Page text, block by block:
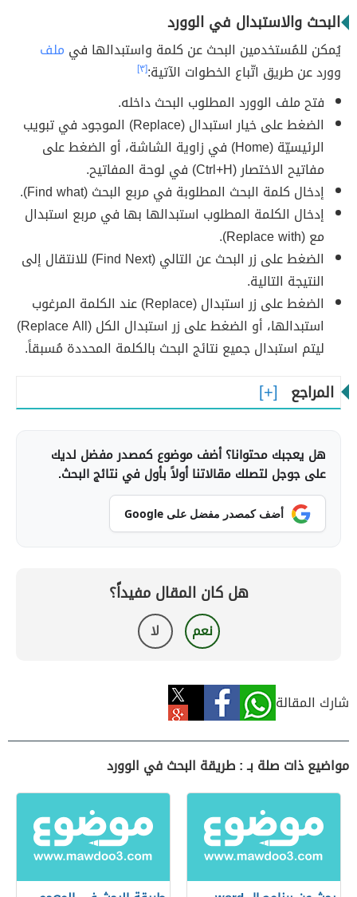
البحث والاستبدال في الوورد
يُمكن للمُستخدمين البحث عن كلمة واستبدالها في ملف
وورد عن طريق اتّباع الخطوات الآتية:[٣]
فتح ملف الوورد المطلوب البحث داخله.
الضغط على خيار استبدال (Replace) الموجود في تبويب
الرئيسيّة (Home) في زاوية الشاشة، أو الضغط على
مفاتيح الاختصار (Ctrl+H) في لوحة المفاتيح.
إدخال كلمة البحث المطلوبة في مربع البحث (Find what).
إدخال الكلمة المطلوب استبدالها بها في مربع استبدال
مع (Replace with).
الضغط على زر البحث عن التالي (Find Next) للانتقال إلى
النتيجة التالية.
الضغط على زر استبدال (Replace) عند الكلمة المرغوب
استبدالها، أو الضغط على زر استبدال الكل (Replace All)
ليتم استبدال جميع نتائج البحث بالكلمة المحددة مُسبقاً.
المراجع
هل يعجبك محتوانا؟ أضف موضوع كمصدر مفضل لديك
على جوجل لتصلك مقالاتنا أولاً بأول في نتائج البحث.
أضف كمصدر مفضل على Google
هل كان المقال مفيداً؟
نعم لا
شارك المقالة
مواضيع ذات صلة بـ : طريقة البحث في الوورد